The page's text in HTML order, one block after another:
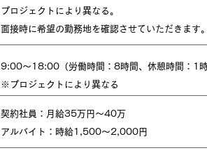
プロジェクトにより異なる。
面接時に希望の勤務地を確認させていただきます。
9:00～18:00（労働時間：8時間、休憩時間：1時
​※プロジェクトにより異なる
契約社員：月給35万円～40万
アルバイト：時給1,500〜2,000円